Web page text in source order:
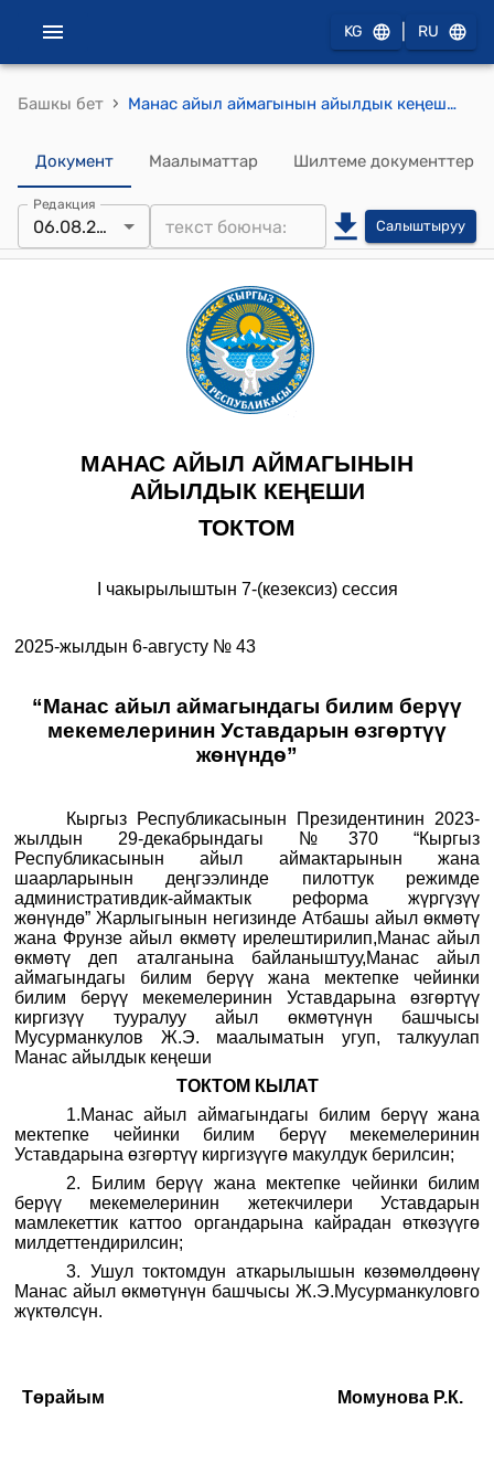
KG RU
Башкы бет › Манас айыл аймагынын айылдык кеңешинин 2025-жылдын 6-августундагы № 43 “ Манас айыл аймагындагы билим берүү мекемелеринин Уставдарын өзгөртүү жѳнүндѳ” токтому
Документ Маалыматтар Шилтеме документтер
Редакция
06.08.2025 Салыштыруу